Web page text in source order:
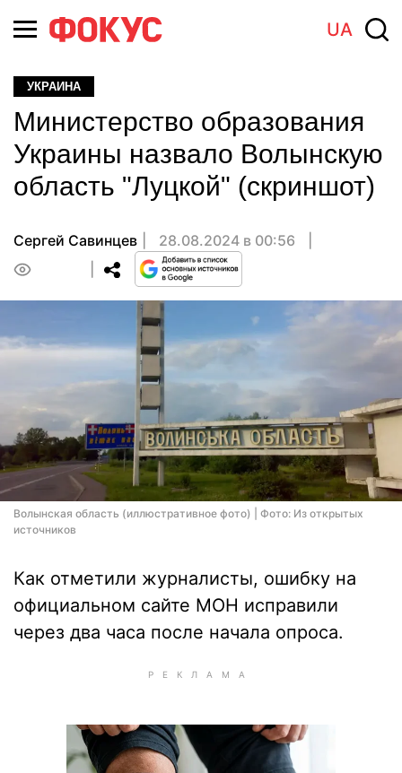
UA
УКРАИНА
Министерство образования
Украины назвало Волынскую
область "Луцкой" (скриншот)
Сергей Савинцев
28.08.2024 в 00:56
Волынская область (иллюстративное фото) | Фото: Из открытых
источников
Как отметили журналисты, ошибку на
официальном сайте МОН исправили
через два часа после начала опроса.